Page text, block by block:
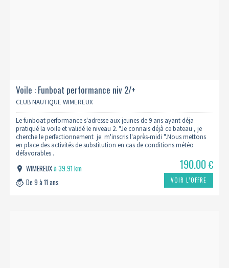
Voile : Funboat performance niv 2/+
CLUB NAUTIQUE WIMEREUX
Le funboat performance s'adresse aux jeunes de 9 ans ayant déja
pratiqué la voile et validé le niveau 2. "Je connais déjà ce bateau , je
cherche le perfectionnement je m'inscris l'après-midi ".Nous mettons
en place des activités de substitution en cas de conditions météo
défavorables .
WIMEREUXà 39.91 km
De 9 à 11 ans
190.00€
VOIR L’OFFRE